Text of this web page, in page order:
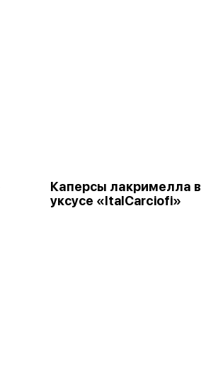
Каперсы лакримелла в
уксусе «ItalCarciofi»